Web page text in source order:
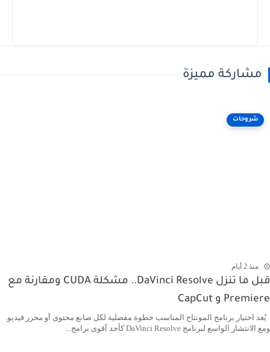
مشاركة مميزة
شروحات
منذ 2 أيام
قبل ما تنزل DaVinci Resolve.. مشكلة CUDA ومقارنة مع
Premiere و CapCut
يُعد اختيار برنامج المونتاج المناسب خطوة مفصلية لكل صانع محتوى أو محرر فيديو.
ومع الانتشار الواسع لبرنامج DaVinci Resolve كأحد أقوى برامج...